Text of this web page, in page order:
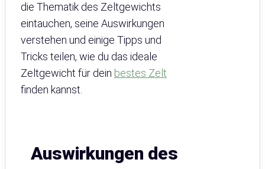
die Thematik des Zeltgewichts
eintauchen, seine Auswirkungen
verstehen und einige Tipps und
Tricks teilen, wie du das ideale
Zeltgewicht für dein bestes Zelt
finden kannst.
Auswirkungen des